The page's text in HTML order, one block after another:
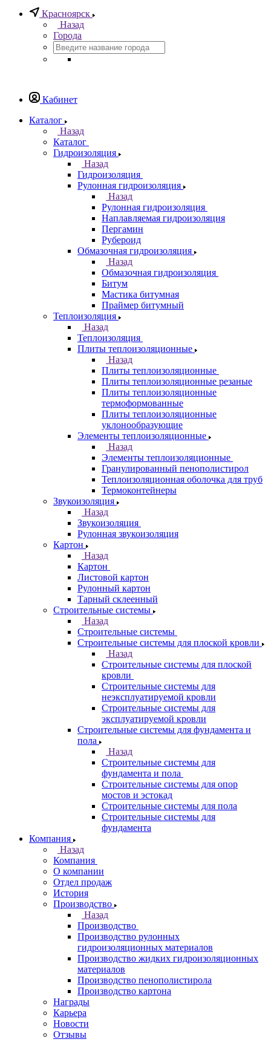
Красноярск
Назад
Города
Кабинет
Каталог
Назад
Каталог
Гидроизоляция
Назад
Гидроизоляция
Рулонная гидроизоляция
Назад
Рулонная гидроизоляция
Наплавляемая гидроизоляция
Пергамин
Рубероид
Обмазочная гидроизоляция
Назад
Обмазочная гидроизоляция
Битум
Мастика битумная
Праймер битумный
Теплоизоляция
Назад
Теплоизоляция
Плиты теплоизоляционные
Назад
Плиты теплоизоляционные
Плиты теплоизоляционные резаные
Плиты теплоизоляционные
термоформованные
Плиты теплоизоляционные
уклонообразующие
Элементы теплоизоляционные
Назад
Элементы теплоизоляционные
Гранулированный пенополистирол
Теплоизоляционная оболочка для труб
Термоконтейнеры
Звукоизоляция
Назад
Звукоизоляция
Рулонная звукоизоляция
Картон
Назад
Картон
Листовой картон
Рулонный картон
Тарный склеенный
Строительные системы
Назад
Строительные системы
Строительные системы для плоской кровли
Назад
Строительные системы для плоской
кровли
Строительные системы для
неэксплуатируемой кровли
Строительные системы для
эксплуатируемой кровли
Строительные системы для фундамента и
пола
Назад
Строительные системы для
фундамента и пола
Строительные системы для опор
мостов и эстокад
Строительные системы для пола
Строительные системы для
фундамента
Компания
Назад
Компания
О компании
Отдел продаж
История
Производство
Назад
Производство
Производство рулонных
гидроизоляционных материалов
Производство жидких гидроизоляционных
материалов
Производство пенополистирола
Производство картона
Награды
Карьера
Новости
Отзывы